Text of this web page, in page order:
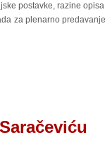
postavke, razine
za plenarno